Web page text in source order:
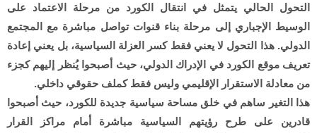
التحول الحالي يتمثل في انتقال الكورد من مرحلة الاعتماد على
الوسيط الإجباري إلى مرحلة بناء قنوات تواصل مباشرة مع المجتمع
الدولي. هذا التحول لا يعني فقط كسر العزلة السياسية، بل يعني إعادة
تعريف موقع الكورد في الإدراك الدولي، حيث أصبحوا يُنظر إليهم كجزء
من معادلة الاستقرار الإقليمي وليس فقط كملف حقوقي داخلي.
هذا التغير ساهم في خلق مساحة سياسية جديدة للكورد، حيث أصبحوا
قادرين على طرح رؤيتهم السياسية مباشرة أمام مراكز القرار